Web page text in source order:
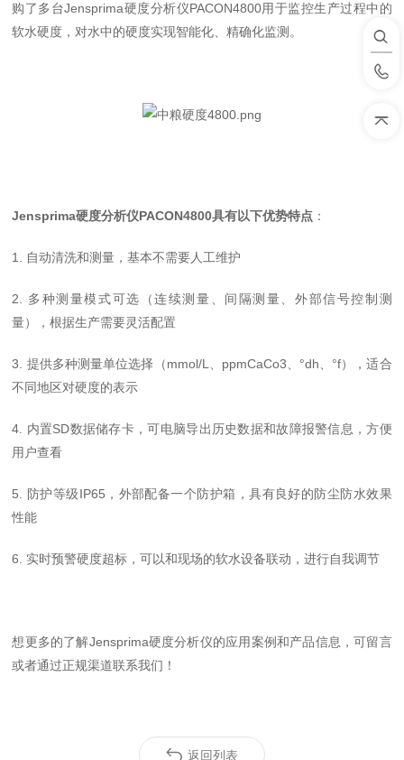
购了多台Jensprima硬度分析仪PACON4800用于监控生产过程中的
软水硬度，对水中的硬度实现智能化、精确化监测。
Jensprima硬度分析仪PACON4800具有以下优势特点 ：
1. 自动清洗和测量，基本不需要人工维护
2. 多种测量模式可选（连续测量、间隔测量、外部信号控制测
量），根据生产需要灵活配置
3. 提供多种测量单位选择（mmol/L、ppmCaCo3、°dh、°f），适合
不同地区对硬度的表示
4. 内置SD数据储存卡，可电脑导出历史数据和故障报警信息，方便
用户查看
5. 防护等级IP65，外部配备一个防护箱，具有良好的防尘防水效果
性能
6. 实时预警硬度超标，可以和现场的软水设备联动，进行自我调节
想更多的了解Jensprima硬度分析仪的应用案例和产品信息，可留言
或者通过正规渠道联系我们！
返回列表